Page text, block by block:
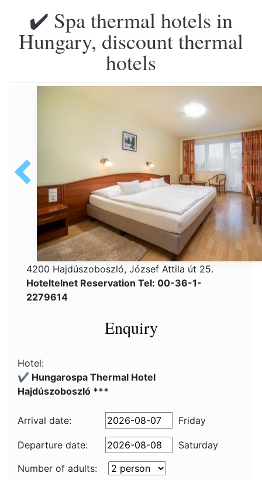
✔️ Spa thermal hotels in
Hungary, discount thermal
hotels
4200 Hajdúszoboszló, József Attila út 25.
Hoteltelnet Reservation Tel: 00-36-1-
2279614
Enquiry
Hotel:
✔️ Hungarospa Thermal Hotel
Hajdúszoboszló ***
Arrival date: Friday
Departure date:
Saturday
Number of adults: